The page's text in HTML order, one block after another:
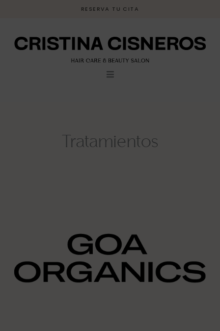
contenido
RESERVA TU CITA
Tratamientos